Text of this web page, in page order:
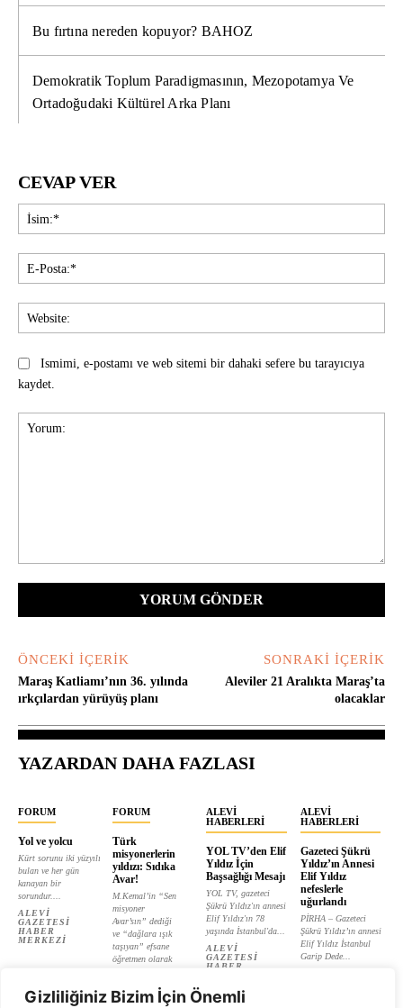
Gizliliğiniz Bizim İçin Önemli
Bu fırtına nereden kopuyor? BAHOZ
Demokratik Toplum Paradigmasının, Mezopotamya Ve
Ortadoğudaki Kültürel Arka Planı
CEVAP VER
Ismimi, e-postamı ve web sitemi bir dahaki sefere bu tarayıcıya
kaydet.
ÖNCEKI İÇERIK
Maraş Katliamı’nın 36. yılında
ırkçılardan yürüyüş planı
SONRAKI İÇERIK
Aleviler 21 Aralıkta Maraş’ta
olacaklar
YAZARDAN DAHA FAZLASI
FORUM
Yol ve yolcu
Kürt sorunu iki yüzyılı
bulan ve her gün
kanayan bir
sorundur....
ALEVI
GAZETESI
HABER
MERKEZI
FORUM
Türk
misyonerlerin
yıldızı: Sıdıka
Avar!
M.Kemal’in “Sen
misyoner
Avar’sın” dediği
ve “dağlara ışık
taşıyan” efsane
öğretmen olarak
ALEVI
GAZETESI
ALEVI
HABERLERI
YOL TV’den Elif
Yıldız İçin
Başsağlığı Mesajı
YOL TV, gazeteci
Şükrü Yıldız'ın annesi
Elif Yıldız'ın 78
yaşında İstanbul'da...
ALEVI
GAZETESI
HABER
ALEVI
HABERLERI
Gazeteci Şükrü
Yıldız’ın Annesi
Elif Yıldız
nefeslerle
uğurlandı
PİRHA – Gazeteci
Şükrü Yıldız’ın annesi
Elif Yıldız İstanbul
Garip Dede...